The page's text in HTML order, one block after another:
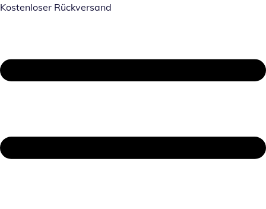
Kostenloser Rückversand